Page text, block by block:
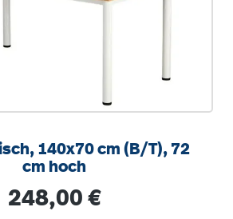
140x70 cm (B/T), 72
cm hoch
Regulärer Preis:
248,00 €